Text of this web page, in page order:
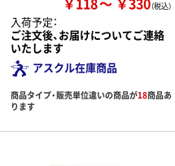
入荷予定：
ご注文後、お届けについてご連絡
いたします
アスクル在庫商品
商品タイプ・販売単位違いの商品が18商品あ
ります